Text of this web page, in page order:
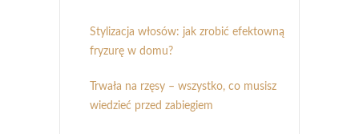
Stylizacja włosów: jak zrobić efektowną
fryzurę w domu?
Trwała na rzęsy – wszystko, co musisz
wiedzieć przed zabiegiem